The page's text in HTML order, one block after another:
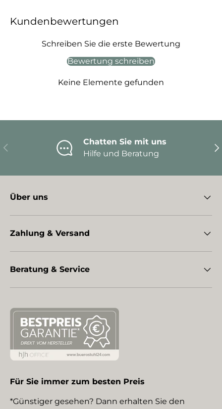
Kundenbewertungen
Schreiben Sie die erste Bewertung
Bewertung schreiben
Keine Elemente gefunden
Vorherige
Chatten Sie mit uns
Hilfe und Beratung
Über uns
Zahlung & Versand
Beratung & Service
Für Sie immer zum besten Preis
*Günstiger gesehen? Dann erhalten Sie den